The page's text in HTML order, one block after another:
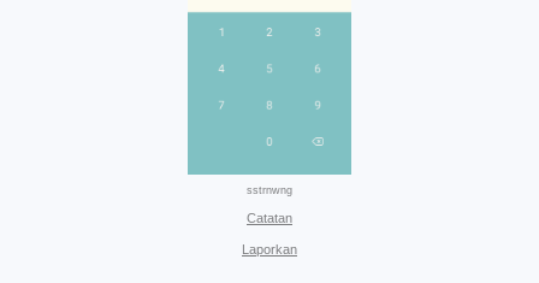
sstrnwng
Catatan
Laporkan